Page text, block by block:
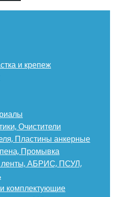
и крепеж
Очистители
Пластины анкерные
Промывка
АБРИС, ПСУЛ,
комплектующие